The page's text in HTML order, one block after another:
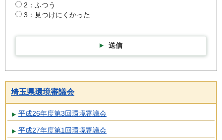
2：ふつう
3：見つけにくかった
送信
埼玉県環境審議会
平成26年度第3回環境審議会
平成27年度第1回環境審議会